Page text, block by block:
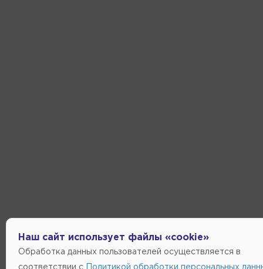
Наш сайт использует файлы «cookie»
Обработка данных пользователей осуществляется в
соответствии с Политикой обработки персональных